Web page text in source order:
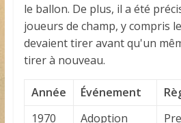
le ballon. De plus, il a été
joueurs de champ, y compris
devaient tirer avant qu'un
tirer à nouveau.
Année Événement
1970
Adoption